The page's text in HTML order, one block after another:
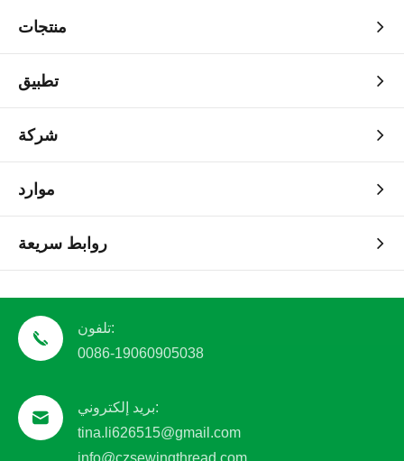
منتجات
تطبيق
شركة
موارد
روابط سريعة
تلفون:
0086-19060905038
بريد إلكتروني:
tina.li626515@gmail.com